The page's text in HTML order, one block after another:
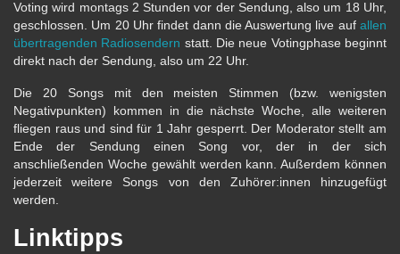
Voting wird montags 2 Stunden vor der Sendung, also um 18 Uhr,
geschlossen. Um 20 Uhr findet dann die Auswertung live auf allen
übertragenden Radiosendern statt. Die neue Votingphase beginnt
direkt nach der Sendung, also um 22 Uhr.
Die 20 Songs mit den meisten Stimmen (bzw. wenigsten
Negativpunkten) kommen in die nächste Woche, alle weiteren
fliegen raus und sind für 1 Jahr gesperrt. Der Moderator stellt am
Ende der Sendung einen Song vor, der in der sich
anschließenden Woche gewählt werden kann. Außerdem können
jederzeit weitere Songs von den Zuhörer:innen hinzugefügt
werden.
Linktipps